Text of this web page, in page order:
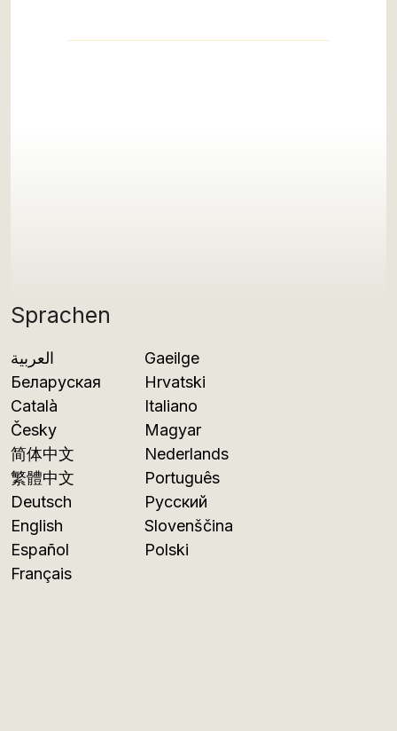
Sprachen
العربية
Беларуская
Català
Česky
简体中文
繁體中文
Deutsch
English
Español
Français
Gaeilge
Hrvatski
Italiano
Magyar
Nederlands
Português
Русский
Slovenščina
Polski